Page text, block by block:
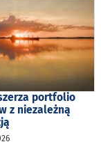
portfolio
z niezależną